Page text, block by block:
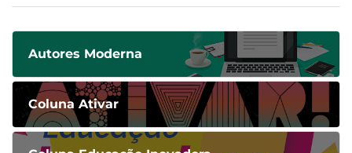
Autores Moderna
Coluna Ativar